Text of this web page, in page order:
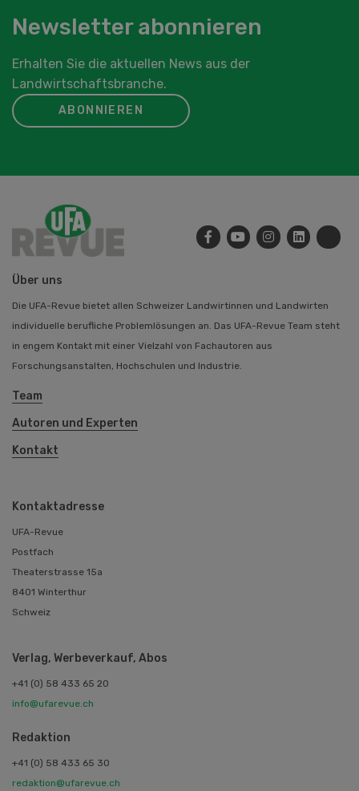
Newsletter abonnieren
Erhalten Sie die aktuellen News aus der
Landwirtschaftsbranche.
ABONNIEREN
Über uns
Die UFA-Revue bietet allen Schweizer Landwirtinnen und Landwirten
individuelle berufliche Problemlösungen an. Das UFA-Revue Team steht
in engem Kontakt mit einer Vielzahl von Fachautoren aus
Forschungsanstalten, Hochschulen und Industrie.
Team
Autoren und Experten
Kontakt
Kontaktadresse
UFA-Revue
Postfach
Theaterstrasse 15a
8401 Winterthur
Schweiz
Verlag, Werbeverkauf, Abos
+41 (0) 58 433 65 20
info@ufarevue.ch
Redaktion
+41 (0) 58 433 65 30
redaktion@ufarevue.ch